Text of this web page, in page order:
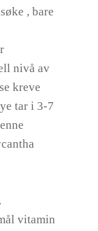
, bare
nivå av
kreve
tar i 3-7
vitamin